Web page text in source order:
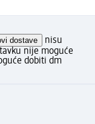
dostave
nisu
nije moguće
dobiti dm